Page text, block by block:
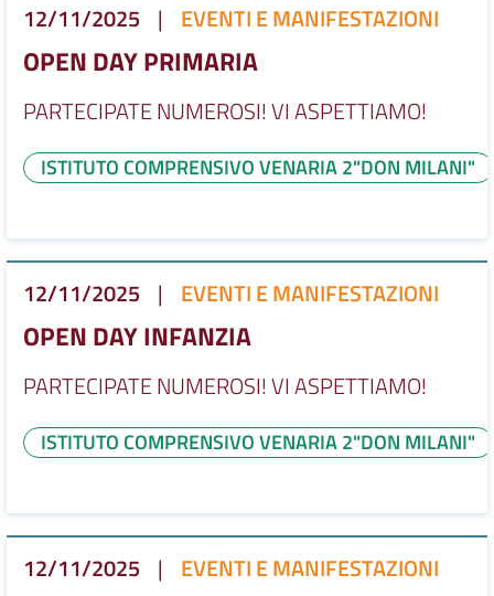
12/11/2025 | EVENTI E MANIFESTAZIONI
OPEN DAY PRIMARIA
PARTECIPATE NUMEROSI! VI ASPETTIAMO!
ISTITUTO COMPRENSIVO VENARIA 2"DON MILANI"
12/11/2025 | EVENTI E MANIFESTAZIONI
OPEN DAY INFANZIA
PARTECIPATE NUMEROSI! VI ASPETTIAMO!
ISTITUTO COMPRENSIVO VENARIA 2"DON MILANI"
12/11/2025 | EVENTI E MANIFESTAZIONI